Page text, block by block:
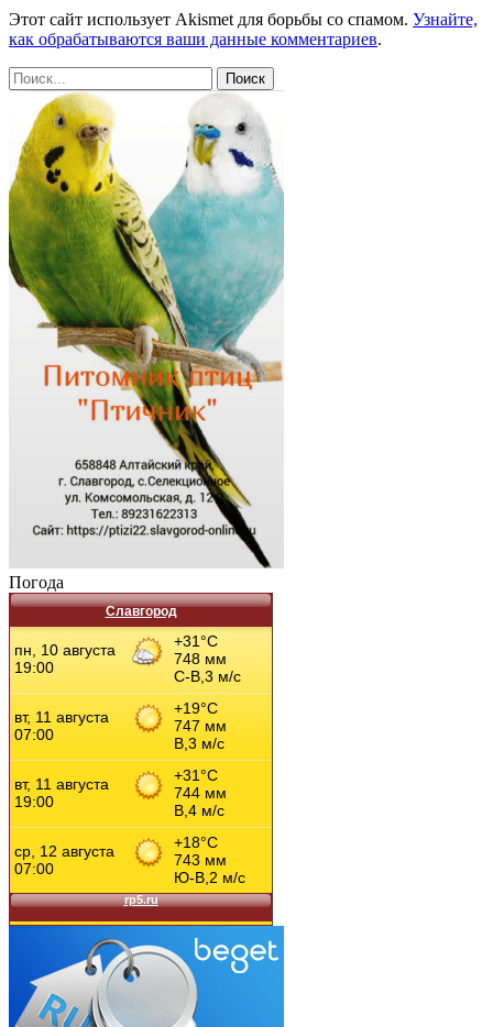
Этот сайт использует Akismet для борьбы со спамом. Узнайте,
как обрабатываются ваши данные комментариев.
Погода
Славгород